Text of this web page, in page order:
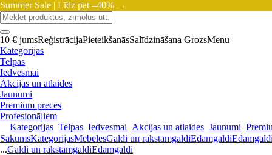
Summer Sale | Līdz pat –40% →
10 € jumsReģistrācijaPieteikšanāsSalīdzināšana GrozsMenu
Kategorijas
Telpas
Iedvesmai
Akcijas un atlaides
Jaunumi
Premium preces
Profesionāļiem
Kategorijas Telpas Iedvesmai Akcijas un atlaides Jaunumi
SākumsKategorijasMēbelesGaldi un rakstāmgaldiĒdamgaldiĒdamgaldi
...Galdi un rakstāmgaldiĒdamgaldi